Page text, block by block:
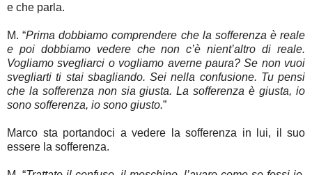
e che parla.
M. “Prima dobbiamo comprendere che la sofferenza è reale
e poi dobbiamo vedere che non c’è nient’altro di reale.
Vogliamo svegliarci o vogliamo averne paura? Se non vuoi
svegliarti ti stai sbagliando. Sei nella confusione. Tu pensi
che la sofferenza non sia giusta. La sofferenza è giusta, io
sono sofferenza, io sono giusto.”
Marco sta portandoci a vedere la sofferenza in lui, il suo
essere la sofferenza.